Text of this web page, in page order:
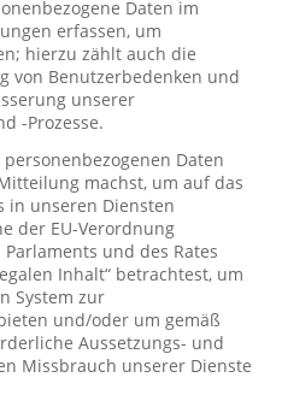
Daten im
erfassen, um
hierzu zählt auch die
von Benutzerbedenken und
unserer
-Prozesse.
Daten
machst, um auf das
in unseren Diensten
der EU-Verordnung
und des Rates
Inhalt“ betrachtest, um
System zur
und/oder um gemäß
Aussetzungs- und
Missbrauch unserer Dienste